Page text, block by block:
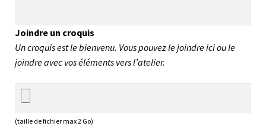
Joindre un croquis
Un croquis est le bienvenu. Vous pouvez le joindre ici ou le
joindre avec vos éléments vers l’atelier.
(taille de fichier max 2 Go)